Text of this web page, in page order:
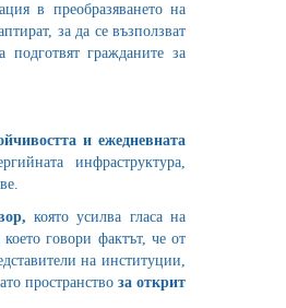
в преобразяването на
за да се възползват
гражданите за
и ежедневната
инфраструктура,
която усилва гласа на
говори фактът, че от
на институции,
пространство за открит